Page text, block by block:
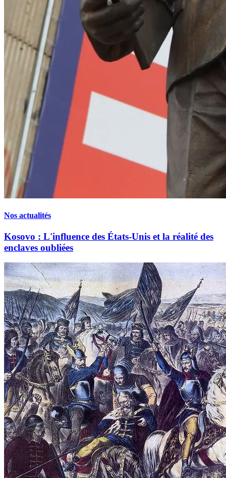
Nos actualités
Kosovo : L'influence des États-Unis et la réalité des
enclaves oubliées